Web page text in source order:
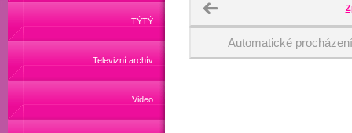
TÝTÝ
Televizní archív
Video
Automatické